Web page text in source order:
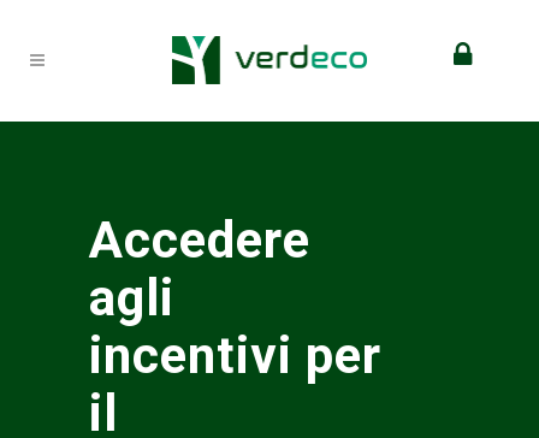
Accedere
agli
incentivi per
il